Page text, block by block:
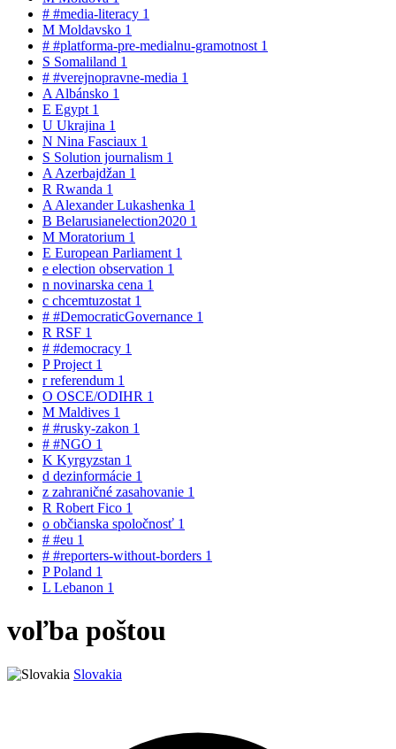
# #media-literacy 1
M Moldavsko 1
# #platforma-pre-medialnu-gramotnost 1
S Somaliland 1
# #verejnopravne-media 1
A Albánsko 1
E Egypt 1
U Ukrajina 1
N Nina Fasciaux 1
S Solution journalism 1
A Azerbajdžan 1
R Rwanda 1
A Alexander Lukashenka 1
B Belarusianelection2020 1
M Moratorium 1
E European Parliament 1
e election observation 1
n novinarska cena 1
c chcemtuzostat 1
# #DemocraticGovernance 1
R RSF 1
# #democracy 1
PProject 1
rreferendum 1
O OSCE/ODIHR 1
M Maldives 1
# #rusky-zakon 1
# #NGO 1
K Kyrgyzstan 1
d dezinformácie 1
z zahraničné zasahovanie 1
R Robert Fico 1
o občianska spoločnosť 1
# #eu 1
# #reporters-without-borders 1
PPoland 1
L Lebanon 1
voľba poštou
Slovakia